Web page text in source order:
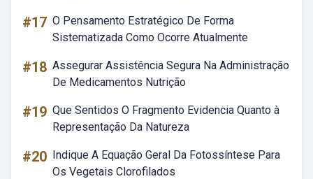
#17 O Pensamento Estratégico De Forma
Sistematizada Como Ocorre Atualmente
#18 Assegurar Assistência Segura Na Administração
De Medicamentos Nutrição
#19 Que Sentidos O Fragmento Evidencia Quanto à
Representação Da Natureza
#20 Indique A Equação Geral Da Fotossíntese Para
Os Vegetais Clorofilados